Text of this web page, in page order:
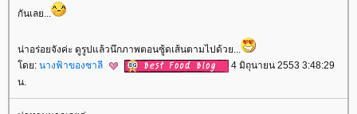
กันเลย...
น่าอร่อยจังค่ะ ดูรูปแล้วนึกภาพตอนซู้ดเส้นตามไปด้วย...
ดย: นางฟ้าของชาลี
4 มิถุนายน 2553 3:48:29
น.